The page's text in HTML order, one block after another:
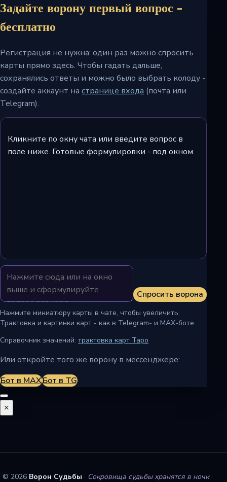
Задайте ворону первый вопрос -
бесплатно
Регистрация не нужна: один раз можно спросить
карты прямо здесь. Чтобы гадать дальше,
сохранялись ответы и можно было выбрать колоду -
создайте аккаунт на странице входа (почта или
Telegram).
Кликните по окну чата или введите вопрос в
поле ниже. Готовые формулировки - под окном.
Спросить ворона
Нажмите миниатюру карты в чате, чтобы увеличить.
Трактовка и картинки карт - как в Telegram- и MAX-боте.
Справочник значений: трактовка карт Таро
Или откройте того же ворону в мессенджере:
Бот в MAXБот в TG
×
© 2026 Ворон Судьбы · Сокровища судьбы хранятся в ночи·